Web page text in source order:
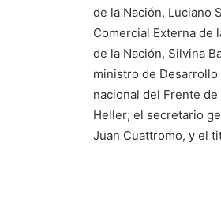
de la Nación, Luciano
Comercial Externa de
de la Nación, Silvina
ministro de
nacional del Frente
Heller; el secretario
Juan Cuattromo, y el